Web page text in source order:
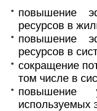
повышение
ресурсов в
повышение
ресурсов в
сокращение
том числе в
повышение
используемых